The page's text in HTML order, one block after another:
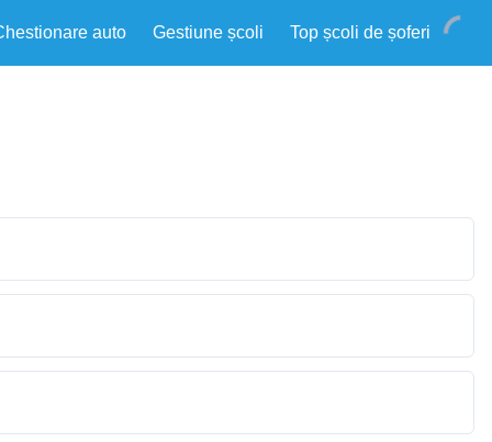
auto Gestiune școli Top școli de șoferi